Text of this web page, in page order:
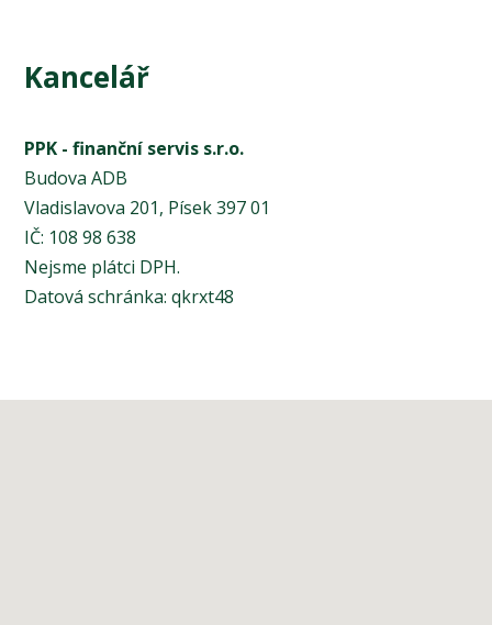
Kancelář
PPK - finanční servis s.r.o.
Budova ADB
Vladislavova 201, Písek 397 01
IČ: 108 98 638
Nejsme plátci DPH.
Datová schránka: qkrxt48